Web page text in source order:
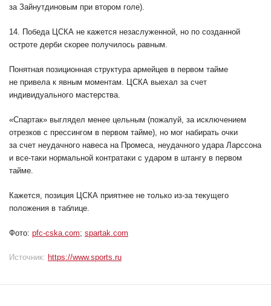
за Зайнутдиновым при втором голе).
14. Победа ЦСКА не кажется незаслуженной, но по созданной
остроте дерби скорее получилось равным.
Понятная позиционная структура армейцев в первом тайме
не привела к явным моментам. ЦСКА выехал за счет
индивидуального мастерства.
«Спартак» выглядел менее цельным (пожалуй, за исключением
отрезков с прессингом в первом тайме), но мог набирать очки
за счет неудачного навеса на Промеса, неудачного удара Ларссона
и все-таки нормальной контратаки с ударом в штангу в первом
тайме.
Кажется, позиция ЦСКА приятнее не только из-за текущего
положения в таблице.
Фото: pfc-cska.com; spartak.com
Источник: https://www.sports.ru